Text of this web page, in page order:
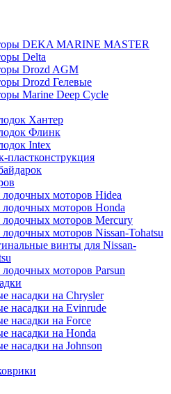
DEKA MARINE MASTER
Delta
Drozd AGM
Drozd Гелевые
Marine Deep Cycle
Хантер
Флинк
Intex
пластконструкция
моторов Hidea
моторов Honda
моторов Mercury
моторов Nissan-Tohatsu
винты для Nissan-
моторов Parsun
насадки на Chrysler
насадки на Evinrude
насадки на Force
насадки на Honda
насадки на Johnson